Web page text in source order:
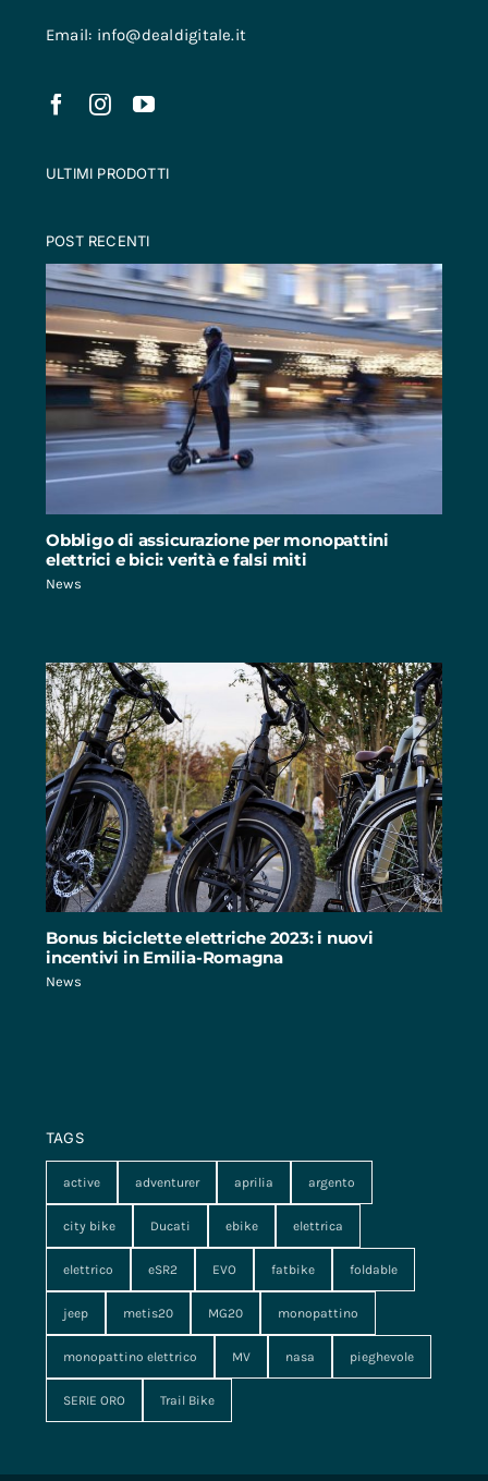
Email: info@dealdigitale.it
ULTIMI PRODOTTI
POST RECENTI
Obbligo di assicurazione per monopattini
elettrici e bici: verità e falsi miti
News
Bonus biciclette elettriche 2023: i nuovi
incentivi in Emilia-Romagna
News
TAGS
active adventurer aprilia argento
city bike Ducati ebike elettrica
elettrico eSR2 EVO fatbike foldable
jeep metis20 MG20 monopattino
monopattino elettrico MV nasa pieghevole
SERIE ORO Trail Bike